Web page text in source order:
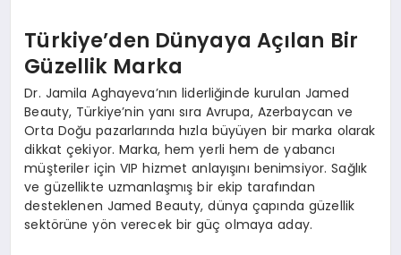
Türkiye’den Dünyaya Açılan Bir
Güzellik Marka
Dr. Jamila Aghayeva’nın liderliğinde kurulan Jamed
Beauty, Türkiye’nin yanı sıra Avrupa, Azerbaycan ve
Orta Doğu pazarlarında hızla büyüyen bir marka olarak
dikkat çekiyor. Marka, hem yerli hem de yabancı
müşteriler için VIP hizmet anlayışını benimsiyor. Sağlık
ve güzellikte uzmanlaşmış bir ekip tarafından
desteklenen Jamed Beauty, dünya çapında güzellik
sektörüne yön verecek bir güç olmaya aday.